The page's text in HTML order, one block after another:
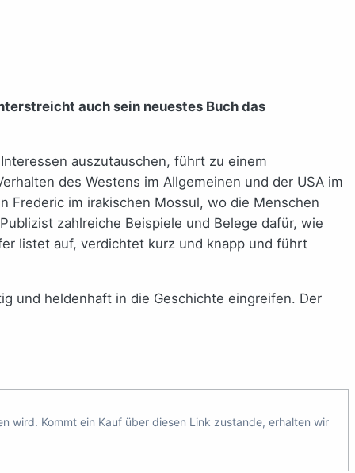
auch sein neuestes Buch das
auszutauschen, führt zu einem
des Westens im Allgemeinen und der USA im
Frederic im irakischen Mossul, wo die Menschen
zahlreiche Beispiele und Belege dafür, wie
listet auf, verdichtet kurz und knapp und führt
und heldenhaft in die Geschichte eingreifen. Der
wird. Kommt ein Kauf über diesen Link zustande, erhalten wir